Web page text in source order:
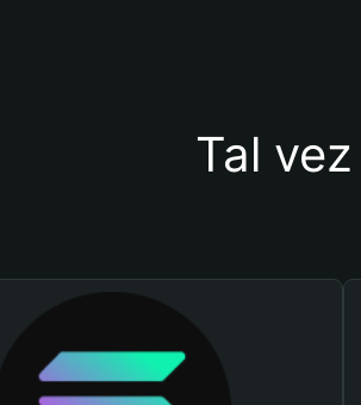
Tal